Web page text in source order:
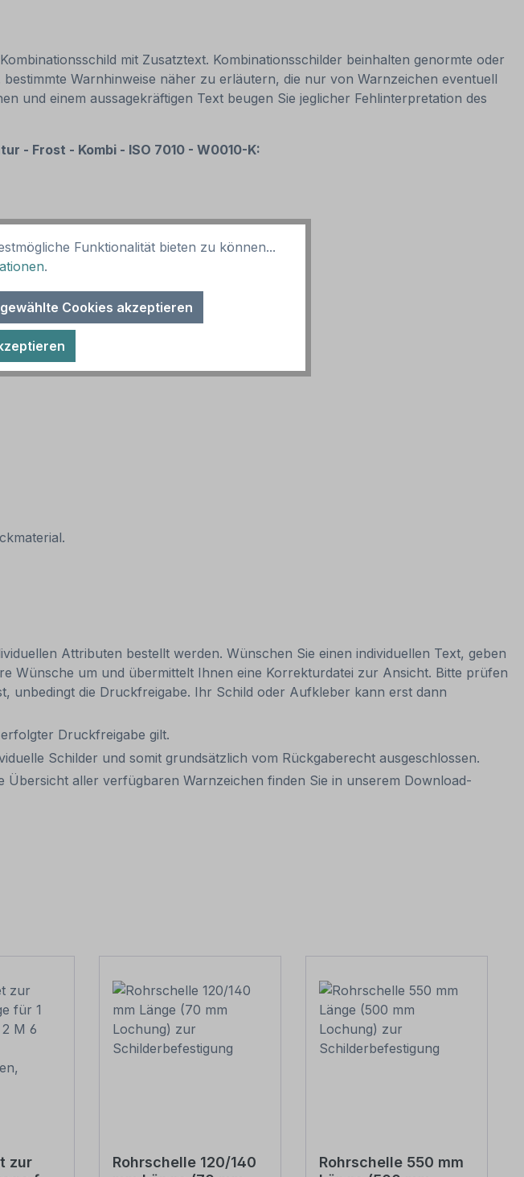
mit Zusatztext. Kombinationsschilder beinhalten genormte oder
Warnhinweise näher zu erläutern, die nur von Warnzeichen eventuell
und einem aussagekräftigen Text beugen Sie jeglicher Fehlinterpretation des
- Frost - Kombi - ISO 7010 - W0010-K:
Ausführungen sind möglich.
Attributen bestellt werden. Wünschen Sie einen individuellen Text, geben
Wünsche um und übermittelt Ihnen eine Korrekturdatei zur Ansicht. Bitte prüfen
unbedingt die Druckfreigabe. Ihr Schild oder Aufkleber kann erst dann
Druckfreigabe gilt.
Schilder und somit grundsätzlich vom Rückgaberecht ausgeschlossen.
aller verfügbaren Warnzeichen finden Sie in unserem Download-
zur
Rohrschelle 120/140
Rohrschelle 550 mm
Funktionalität bieten zu können...
.
Cookies akzeptieren